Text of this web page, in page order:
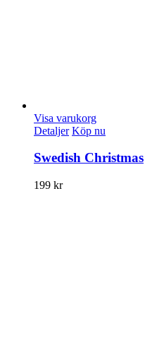
Visa varukorg
Detaljer Köp nu
Swedish Christmas
199 kr